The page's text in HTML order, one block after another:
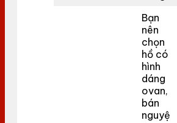
Bạn
nên
chọn
hồ có
hình
dáng
ovan,
bán
nguyệ